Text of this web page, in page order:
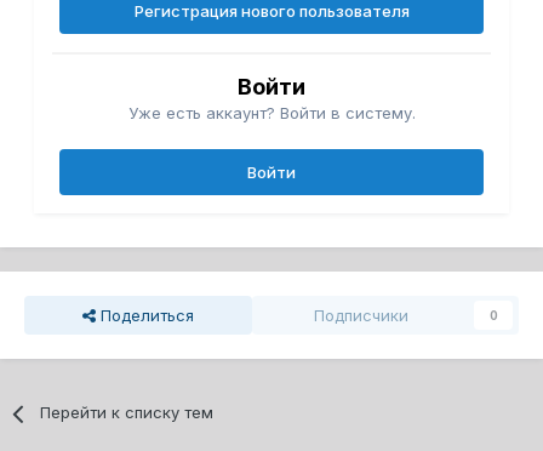
Регистрация нового пользователя
Войти
Уже есть аккаунт? Войти в систему.
Войти
Поделиться Подписчики 0
Перейти к списку тем